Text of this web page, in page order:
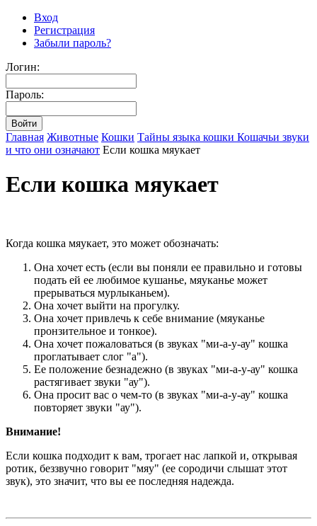
Вход
Регистрация
Забыли пароль?
Логин:
Пароль:
Главная Животные Кошки Тайны языка кошки Кошачьи звуки
и что они означают Если кошка мяукает
Если кошка мяукает
Когда кошка мяукает, это может обозначать:
Она хочет есть (если вы поняли ее правильно и готовы
подать ей ее любимое кушанье, мяуканье может
прерываться мурлыканьем).
Она хочет выйти на прогулку.
Она хочет привлечь к себе внимание (мяуканье
пронзительное и тонкое).
Она хочет пожаловаться (в звуках "ми-а-у-ау" кошка
проглатывает слог "а").
Ее положение безнадежно (в звуках "ми-а-у-ау" кошка
растягивает звуки "ау").
Она просит вас о чем-то (в звуках "ми-а-у-ау" кошка
повторяет звуки "ау").
Внимание!
Если кошка подходит к вам, трогает нас лапкой и, открывая
ротик, беззвучно говорит "мяу" (ее сородичи слышат этот
звук), это значит, что вы ее последняя надежда.